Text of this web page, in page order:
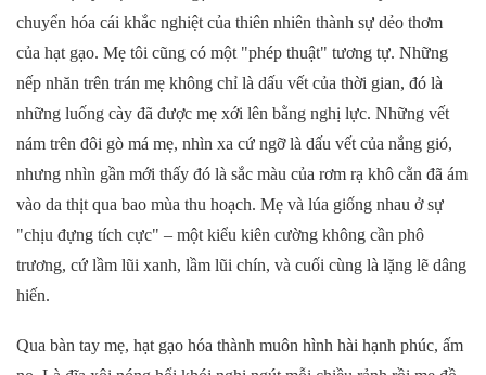
chuyển hóa cái khắc nghiệt của thiên nhiên thành sự dẻo thơm
của hạt gạo. Mẹ tôi cũng có một "phép thuật" tương tự. Những
nếp nhăn trên trán mẹ không chỉ là dấu vết của thời gian, đó là
những luống cày đã được mẹ xới lên bằng nghị lực. Những vết
nám trên đôi gò má mẹ, nhìn xa cứ ngỡ là dấu vết của nắng gió,
nhưng nhìn gần mới thấy đó là sắc màu của rơm rạ khô cằn đã ám
vào da thịt qua bao mùa thu hoạch. Mẹ và lúa giống nhau ở sự
"chịu đựng tích cực" – một kiểu kiên cường không cần phô
trương, cứ lầm lũi xanh, lầm lũi chín, và cuối cùng là lặng lẽ dâng
hiến. ​
Qua bàn tay mẹ, hạt gạo hóa thành muôn hình hài hạnh phúc, ấm